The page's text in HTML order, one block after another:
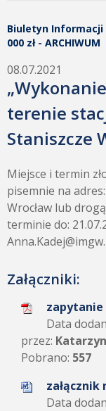
Biuletyn Informacji
000 zł - ARCHIWUM
08.07.2021
terenie
Staniszcze
Miejsce i termin
pisemnie na
Wrocław lub
terminie do:
Załączniki:
Data
przez:
Pobrano: 557
załącznik
Data